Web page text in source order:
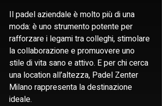
Il padel aziendale è molto più di una
moda: è uno strumento potente per
rafforzare i legami tra colleghi, stimolare
la collaborazione e promuovere uno
stile di vita sano e attivo. E per chi cerca
una location all’altezza, Padel Zenter
Milano rappresenta la destinazione
ideale.